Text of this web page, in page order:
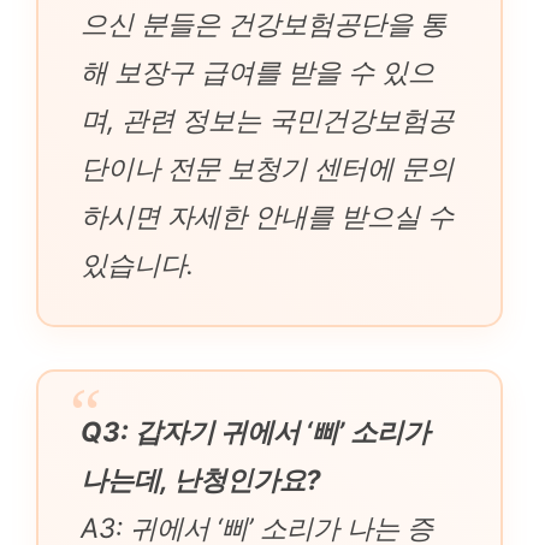
으신 분들은 건강보험공단을 통
해 보장구 급여를 받을 수 있으
며, 관련 정보는 국민건강보험공
단이나 전문 보청기 센터에 문의
하시면 자세한 안내를 받으실 수
있습니다.
Q3: 갑자기 귀에서 ‘삐’ 소리가
나는데, 난청인가요?
A3: 귀에서 ‘삐’ 소리가 나는 증